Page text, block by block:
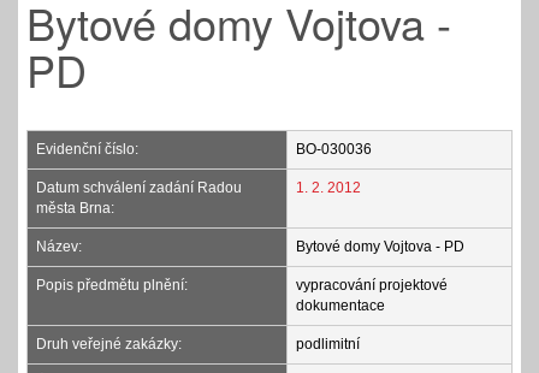
Bytové domy Vojtova -
PD
Evidenční číslo: BO-030036
Datum schválení zadání Radou
města Brna:
1. 2. 2012
Název: Bytové domy Vojtova - PD
Popis předmětu plnění:
vypracování projektové
dokumentace
Druh veřejné zakázky: podlimitní